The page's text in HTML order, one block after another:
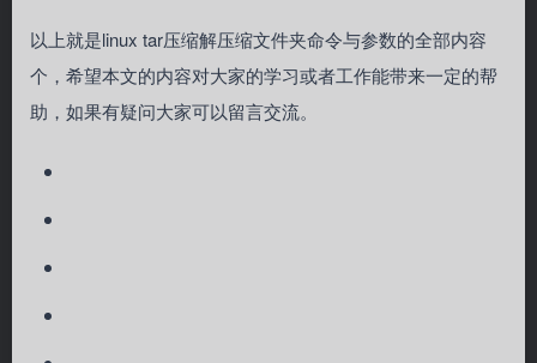
以上就是linux tar压缩解压缩文件夹命令与参数的全部内容
个，希望本文的内容对大家的学习或者工作能带来一定的帮
助，如果有疑问大家可以留言交流。